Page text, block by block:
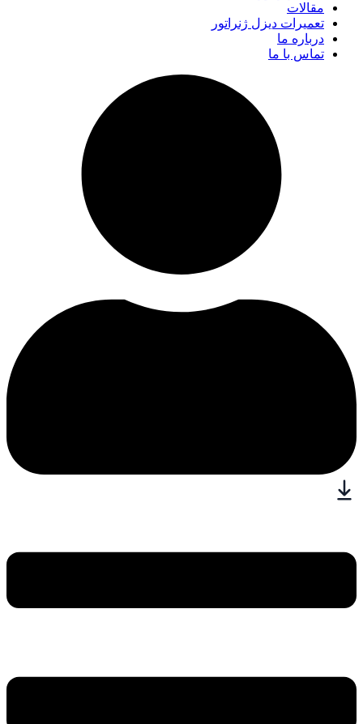
مقالات
تعمیرات دیزل ژنراتور
درباره ما
تماس با ما